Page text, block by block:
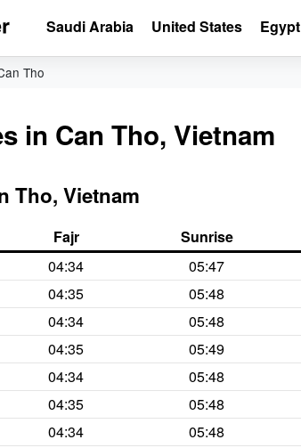
Tho
in Can Tho, Vietnam
Tho, Vietnam
Fajr Sunrise
04:34 05:47
04:35 05:48
04:34 05:48
04:35 05:49
04:34 05:48
04:35 05:48
04:34 05:48
Saudi Arabia United States Egypt